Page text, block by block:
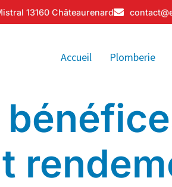
13160 Châteaurenard
Accueil Plomberie